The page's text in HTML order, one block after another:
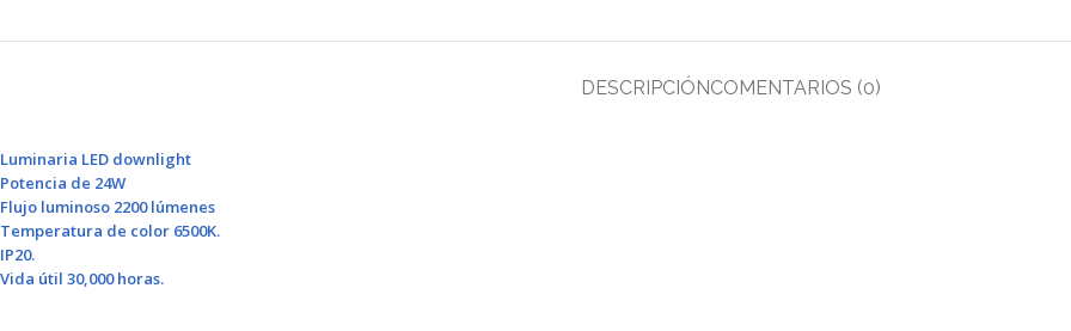
DESCRIPCIÓNCOMENTARIOS (0)
Luminaria LED downlight
Potencia de 24W
Flujo luminoso 2200 lúmenes
Temperatura de color 6500K.
IP20.
Vida útil 30,000 horas.